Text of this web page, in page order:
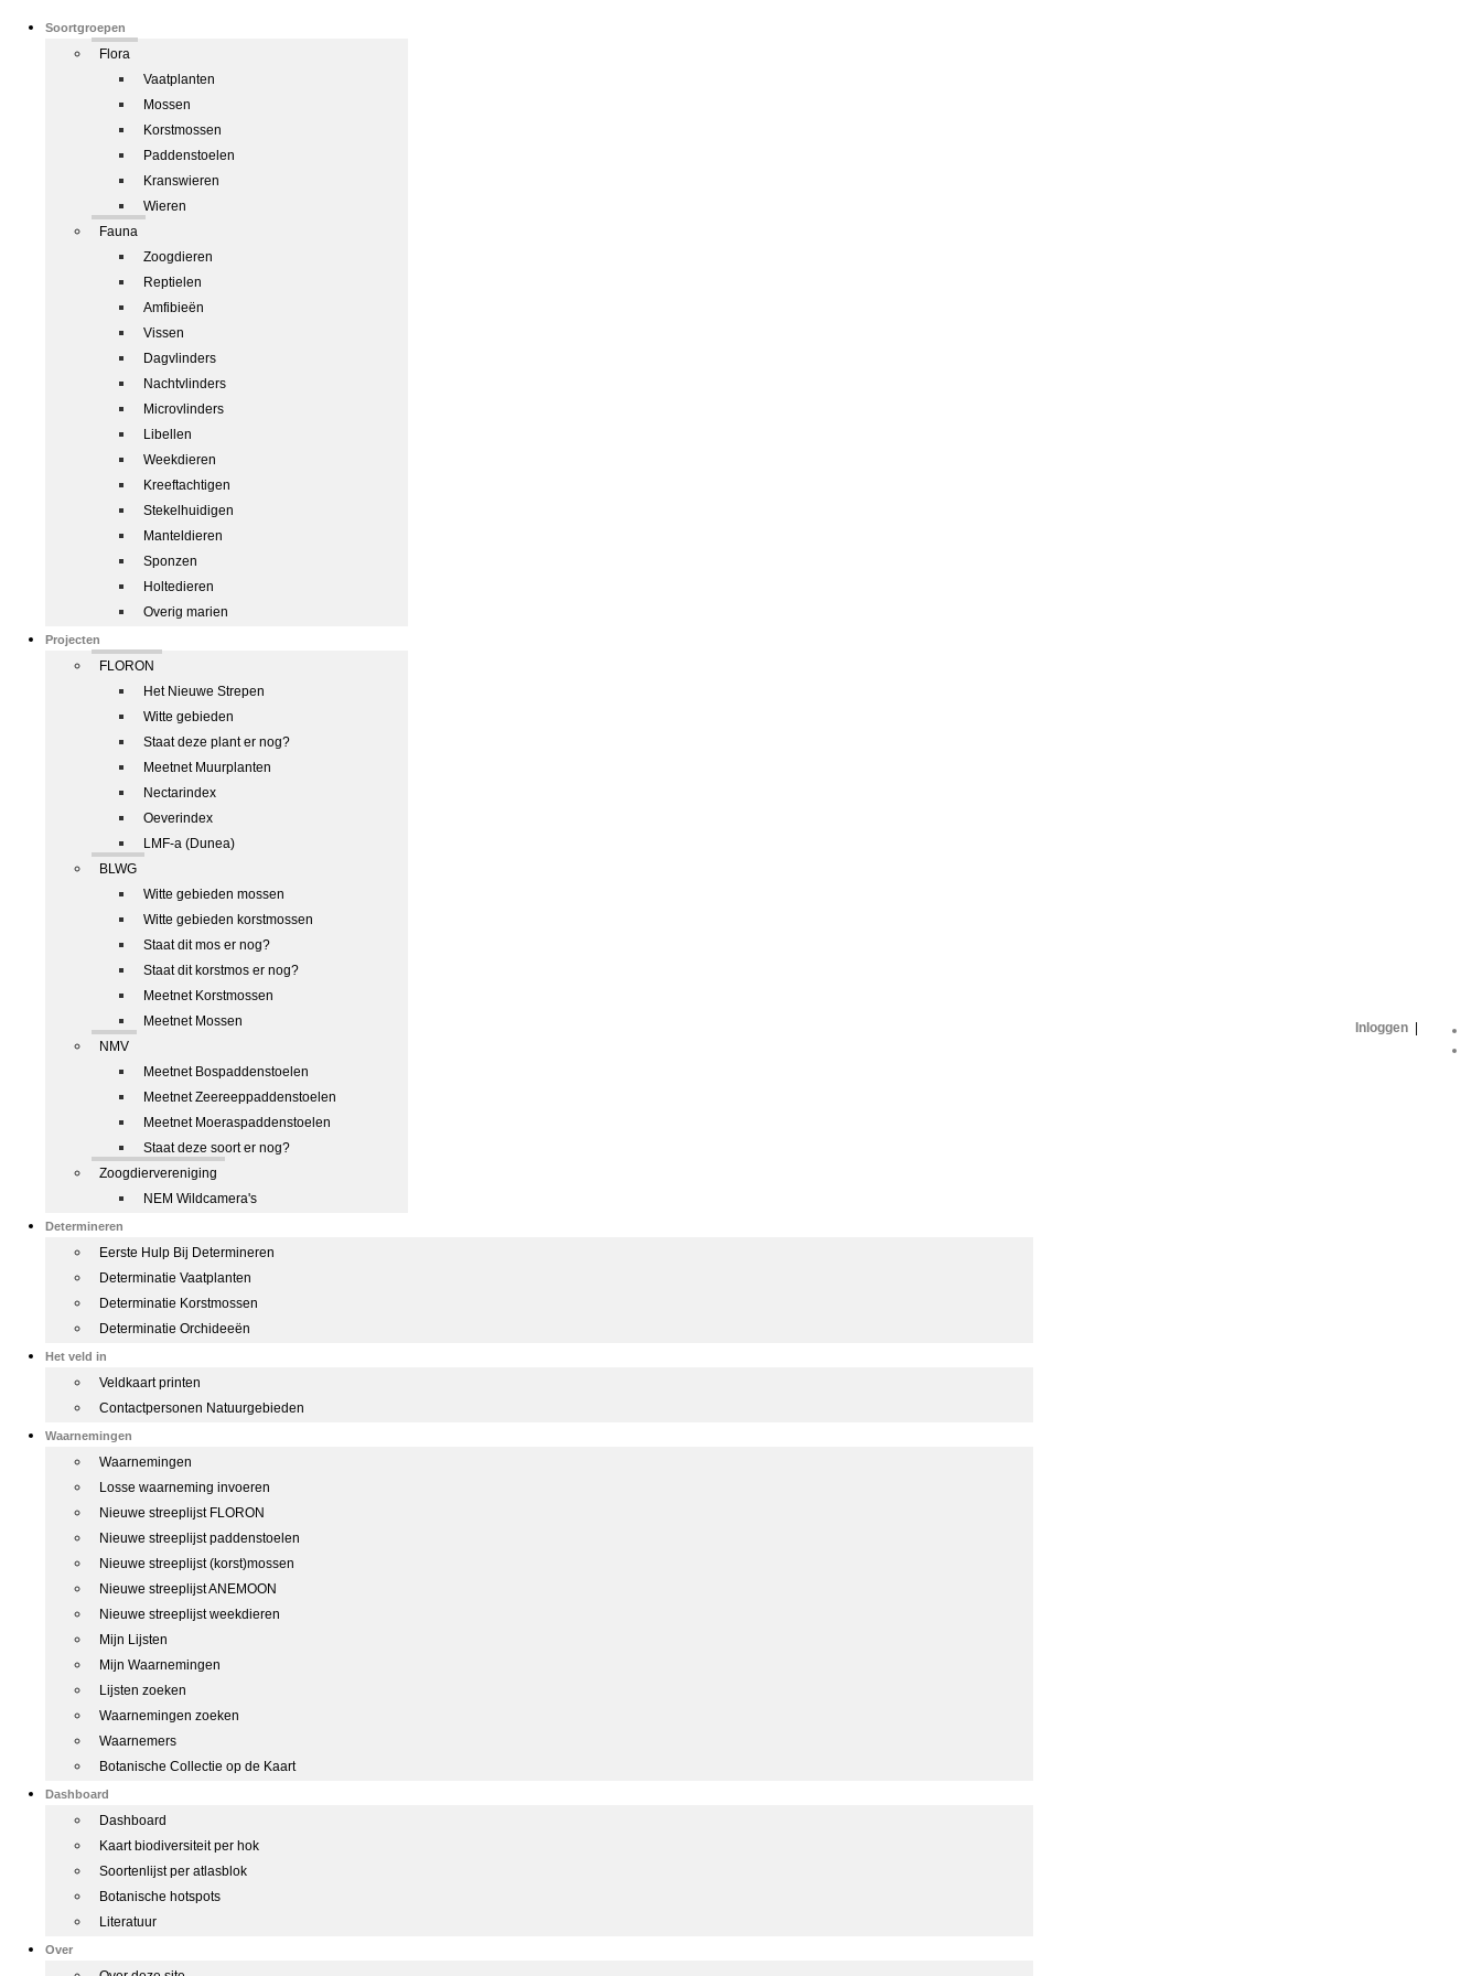
Soortgroepen
Flora
Vaatplanten
Mossen
Korstmossen
Paddenstoelen
Kranswieren
Wieren
Fauna
Zoogdieren
Reptielen
Amfibieën
Vissen
Dagvlinders
Nachtvlinders
Microvlinders
Libellen
Weekdieren
Kreeftachtigen
Stekelhuidigen
Manteldieren
Sponzen
Holtedieren
Overig marien
Projecten
FLORON
Het Nieuwe Strepen
Witte gebieden
Staat deze plant er nog?
Meetnet Muurplanten
Nectarindex
Oeverindex
LMF-a (Dunea)
BLWG
Witte gebieden mossen
Witte gebieden korstmossen
Staat dit mos er nog?
Staat dit korstmos er nog?
Meetnet Korstmossen
Meetnet Mossen
NMV
Meetnet Bospaddenstoelen
Meetnet Zeereeppaddenstoelen
Meetnet Moeraspaddenstoelen
Staat deze soort er nog?
Zoogdiervereniging
NEM Wildcamera's
Determineren
Eerste Hulp Bij Determineren
Determinatie Vaatplanten
Determinatie Korstmossen
Determinatie Orchideeën
Het veld in
Veldkaart printen
Contactpersonen Natuurgebieden
Waarnemingen
Waarnemingen
Losse waarneming invoeren
Nieuwe streeplijst FLORON
Nieuwe streeplijst paddenstoelen
Nieuwe streeplijst (korst)mossen
Nieuwe streeplijst ANEMOON
Nieuwe streeplijst weekdieren
Mijn Lijsten
Mijn Waarnemingen
Lijsten zoeken
Waarnemingen zoeken
Waarnemers
Botanische Collectie op de Kaart
Dashboard
Dashboard
Kaart biodiversiteit per hok
Soortenlijst per atlasblok
Botanische hotspots
Literatuur
Over
Inloggen